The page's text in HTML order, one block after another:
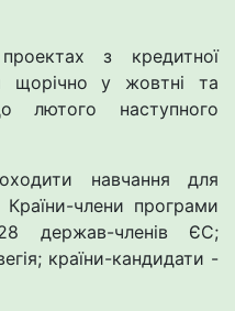
з кредитної
щорічно у жовтні та
лютого наступного
навчання для
Країни-члени програми
держав-членів ЄС;
країни-кандидати -